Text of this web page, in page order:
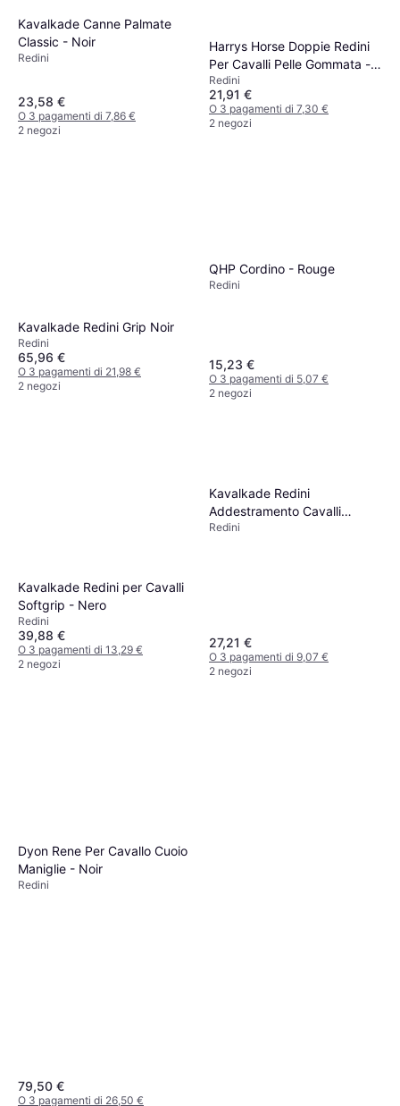
Kavalkade Canne Palmate
Classic - Noir
Redini
23,58 €
O 3 pagamenti di 7,86 €
2 negozi
Harrys Horse Doppie Redini
Per Cavalli Pelle Gommata -
Nero
Redini
21,91 €
O 3 pagamenti di 7,30 €
2 negozi
Kavalkade Redini Grip Noir
Redini
65,96 €
O 3 pagamenti di 21,98 €
2 negozi
QHP Cordino - Rouge
Redini
15,23 €
O 3 pagamenti di 5,07 €
2 negozi
Kavalkade Redini per Cavalli
Softgrip - Nero
Redini
39,88 €
O 3 pagamenti di 13,29 €
2 negozi
Kavalkade Redini
Addestramento Cavalli
Gomma - Nero
Redini
27,21 €
O 3 pagamenti di 9,07 €
2 negozi
Dyon Rene Per Cavallo Cuoio
Maniglie - Noir
Redini
79,50 €
O 3 pagamenti di 26,50 €